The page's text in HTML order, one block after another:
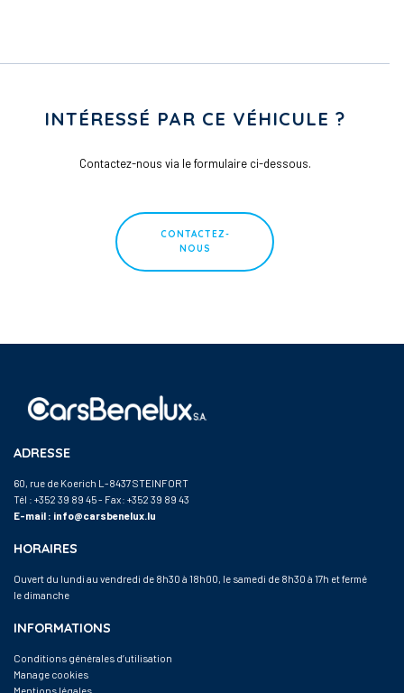
INTÉRESSÉ PAR CE VÉHICULE ?
Contactez-nous via le formulaire ci-dessous.
CONTACTEZ-
NOUS
ADRESSE
60, rue de Koerich L-8437 STEINFORT
Tél : +352 39 89 45- Fax: +352 39 89 43
E-mail : info@carsbenelux.lu
HORAIRES
Ouvert du lundi au vendredi de 8h30 à 18h00, le samedi de 8h30 à 17h et fermé
le dimanche
INFORMATIONS
Conditions générales d’utilisation
Manage cookies
Mentions légales